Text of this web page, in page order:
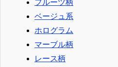
フルーツ柄
ベージュ系
ホログラム
マーブル柄
レース柄